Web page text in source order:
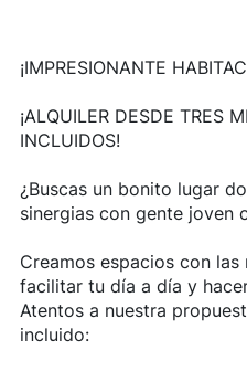
¡IMPRESIONANTE
¡ALQUILER DESDE TRES
INCLUIDOS!
¿Buscas un bonito lugar
sinergias con gente joven
Creamos espacios con
facilitar tu día a día y
Atentos a nuestra
incluido: